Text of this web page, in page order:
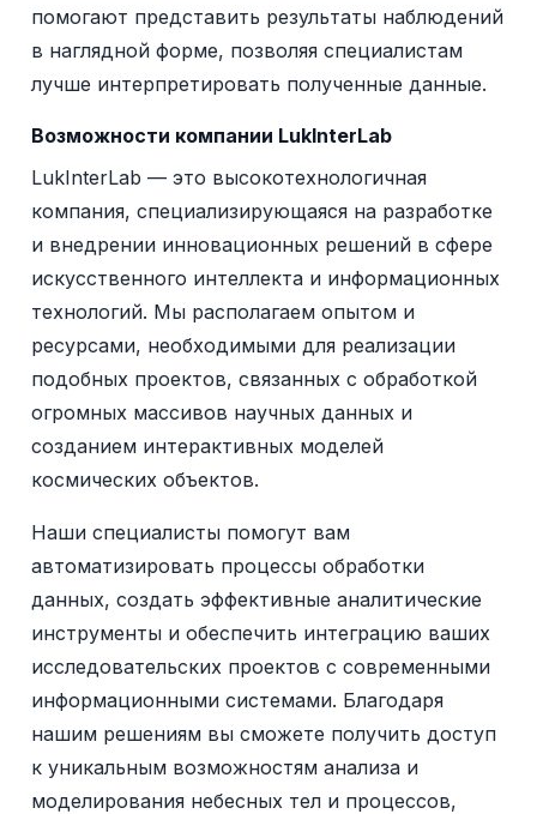
помогают представить результаты наблюдений
в наглядной форме, позволяя специалистам
лучше интерпретировать полученные данные.
Возможности компании LukInterLab
LukInterLab — это высокотехнологичная
компания, специализирующаяся на разработке
и внедрении инновационных решений в сфере
искусственного интеллекта и информационных
технологий. Мы располагаем опытом и
ресурсами, необходимыми для реализации
подобных проектов, связанных с обработкой
огромных массивов научных данных и
созданием интерактивных моделей
космических объектов.
Наши специалисты помогут вам
автоматизировать процессы обработки
данных, создать эффективные аналитические
инструменты и обеспечить интеграцию ваших
исследовательских проектов с современными
информационными системами. Благодаря
нашим решениям вы сможете получить доступ
к уникальным возможностям анализа и
моделирования небесных тел и процессов,